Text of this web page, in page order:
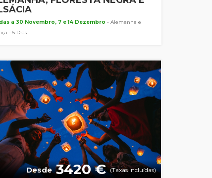
a 30 Novembro, 7 e 14 Dezembro - Alemanha e
- 5 Dias
Desde3420 €(Taxas Incluídas)